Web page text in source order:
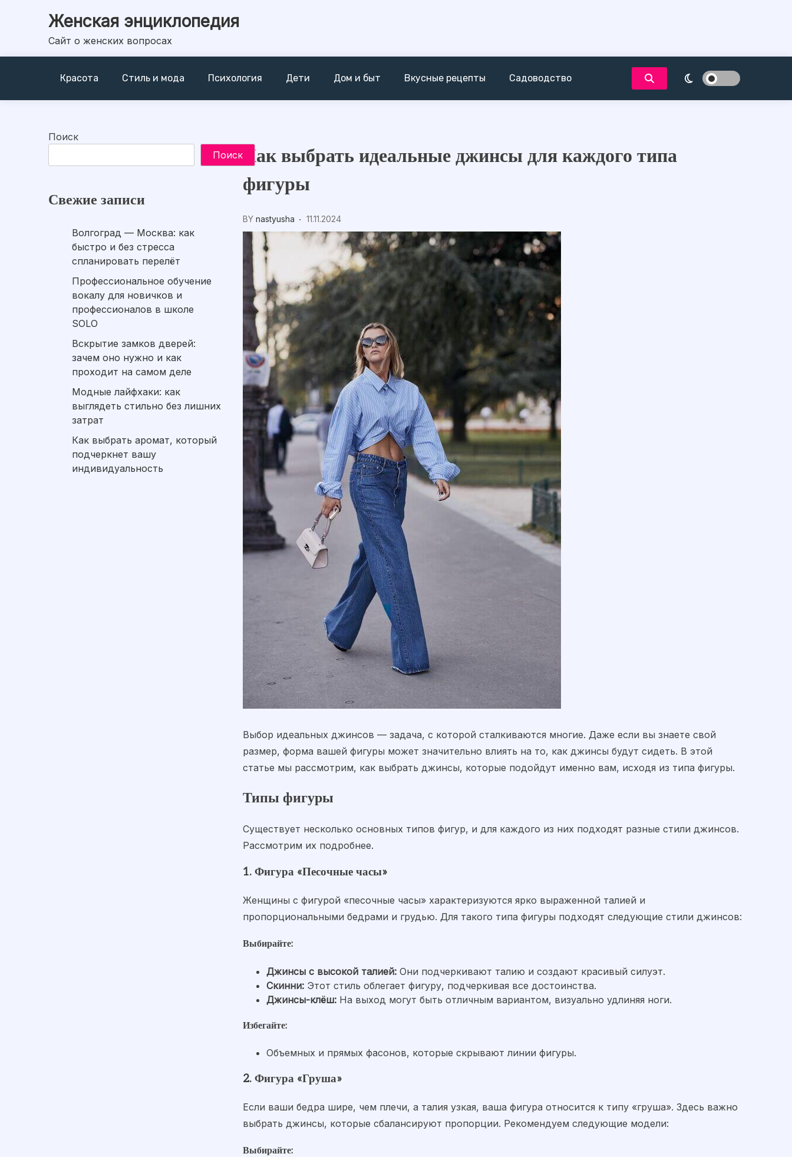
Женская энциклопедия
Сайт о женских вопросах
Красота Стиль и мода Психология Дети Дом и быт Вкусные рецепты Садоводство
Как выбрать идеальные джинсы для каждого типа
фигуры
BY nastyusha 11.11.2024
Выбор идеальных джинсов — задача, с которой сталкиваются многие. Даже если вы знаете свой
размер, форма вашей фигуры может значительно влиять на то, как джинсы будут сидеть. В этой
статье мы рассмотрим, как выбрать джинсы, которые подойдут именно вам, исходя из типа фигуры.
Типы фигуры
Существует несколько основных типов фигур, и для каждого из них подходят разные стили джинсов.
Рассмотрим их подробнее.
1. Фигура «Песочные часы»
Женщины с фигурой «песочные часы» характеризуются ярко выраженной талией и
пропорциональными бедрами и грудью. Для такого типа фигуры подходят следующие стили джинсов:
Выбирайте:
Джинсы с высокой талией: Они подчеркивают талию и создают красивый силуэт.
Скинни: Этот стиль облегает фигуру, подчеркивая все достоинства.
Джинсы-клёш: На выход могут быть отличным вариантом, визуально удлиняя ноги.
Избегайте:
Объемных и прямых фасонов, которые скрывают линии фигуры.
2. Фигура «Груша»
Если ваши бедра шире, чем плечи, а талия узкая, ваша фигура относится к типу «груша». Здесь важно
выбрать джинсы, которые сбалансируют пропорции. Рекомендуем следующие модели:
Выбирайте:
Поиск
Поиск
Свежие записи
Волгоград — Москва: как
быстро и без стресса
спланировать перелёт
Профессиональное обучение
вокалу для новичков и
профессионалов в школе
SOLO
Вскрытие замков дверей:
зачем оно нужно и как
проходит на самом деле
Модные лайфхаки: как
выглядеть стильно без лишних
затрат
Как выбрать аромат, который
подчеркнет вашу
индивидуальность